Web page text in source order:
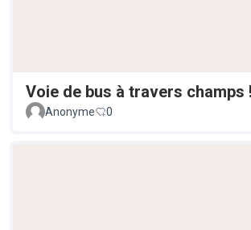
Voie de bus à travers champs !
Anonyme 0